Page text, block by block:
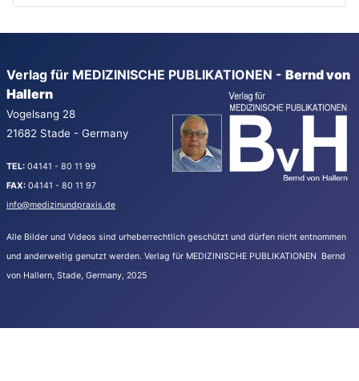
Verlag für MEDIZINISCHE PUBLIKATIONEN - Bernd von
Hallern
Vogelsang 28
21682 Stade - Germany
TEL: 04141 - 80 11 99
FAX: 04141 - 80 11 97
info@medizinundpraxis.de
Alle Bilder und Videos sind urheberrechtlich geschützt und dürfen nicht entnommen
und anderweitig genutzt werden. Verlag für MEDIZINISCHE PUBLIKATIONEN Bernd
von Hallern, Stade, Germany, 2025